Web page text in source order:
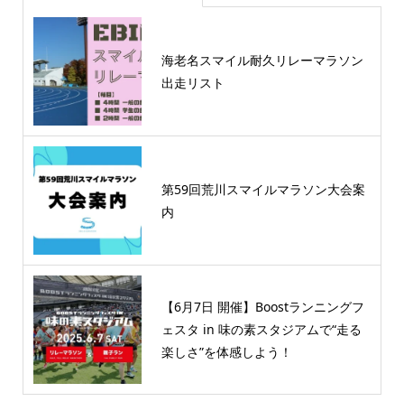
海老名スマイル耐久リレーマラソン
出走リスト
第59回荒川スマイルマラソン大会案
内
【6月7日 開催】Boostランニングフ
ェスタ in 味の素スタジアムで“走る
楽しさ”を体感しよう！